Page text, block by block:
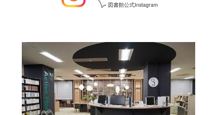
図書館公式Instagram